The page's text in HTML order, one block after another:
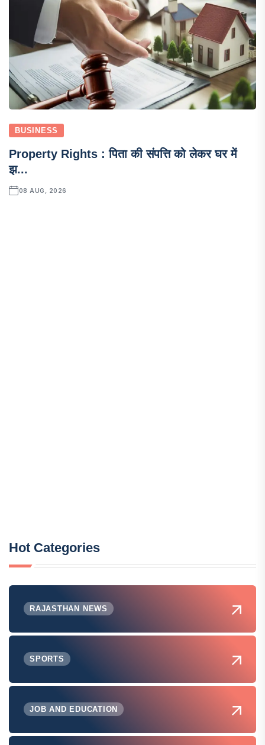
BUSINESS
Property Rights : पिता की संपत्ति को लेकर घर में
झ...
08 AUG, 2026
Hot Categories
RAJASTHAN NEWS
SPORTS
JOB AND EDUCATION